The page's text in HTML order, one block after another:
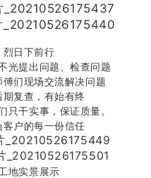
烈日下前行
光提出问题、检查问题
傅们现场交流解决问题
期复查 ，有始有终
只干实事， 保证质量。
客户的每一份信任
地实景展示